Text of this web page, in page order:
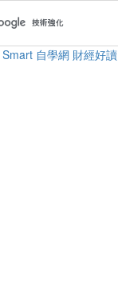
Smart 自學網 財經好讀